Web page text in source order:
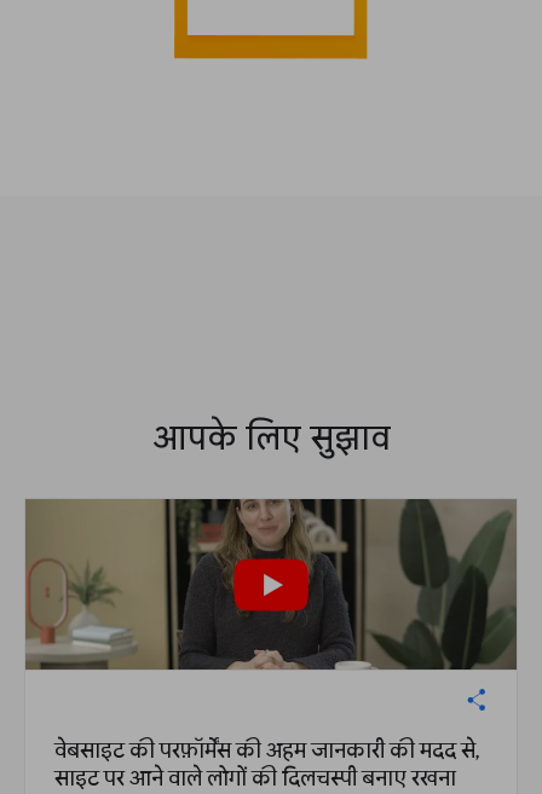
आपके लिए सुझाव
वेबसाइट की परफ़ॉर्मेंस की अहम जानकारी की मदद से,
साइट पर आने वाले लोगों की दिलचस्पी बनाए रखना